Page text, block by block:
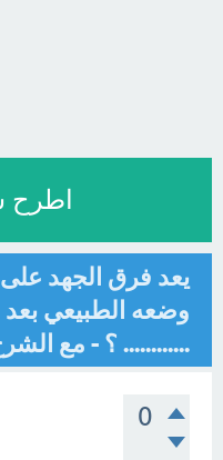
اطرح
يعد فرق الجهد على
وضعه الطبيعي
............ ؟ - مع
0